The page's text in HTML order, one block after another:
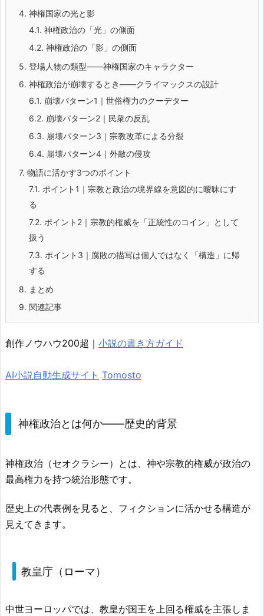
4. 神権国家の光と影
4.1. 神権政治の「光」の側面
4.2. 神権政治の「影」の側面
5. 登場人物の類型——神権国家のキャラクター
6. 神権政治が崩壊するとき——クライマックスの設計
6.1. 崩壊パターン1｜世俗権力のクーデター
6.2. 崩壊パターン2｜民衆の反乱
6.3. 崩壊パターン3｜宗教改革による分裂
6.4. 崩壊パターン4｜外敵の侵攻
7. 物語に活かす3つのポイント
7.1. ポイント1｜宗教と政治の境界線を意図的に曖昧にす
る
7.2. ポイント2｜宗教的権威を「正統性のコイン」として
扱う
7.3. ポイント3｜腐敗の描写は個人ではなく「構造」に帰
する
8. まとめ
9. 関連記事
創作ノウハウ200超｜ 小説の書き方ガイド
AI小説自動生成サイト Tomosto
神権政治とは何か——歴史的背景
神権政治（セオクラシー）とは、神や宗教的権威が政治の
最高権力を持つ統治形態です。
歴史上の代表例を見ると、フィクションに活かせる構造が
見えてきます。
教皇庁（ローマ）
中世ヨーロッパでは、教皇が国王を上回る権威を主張しま